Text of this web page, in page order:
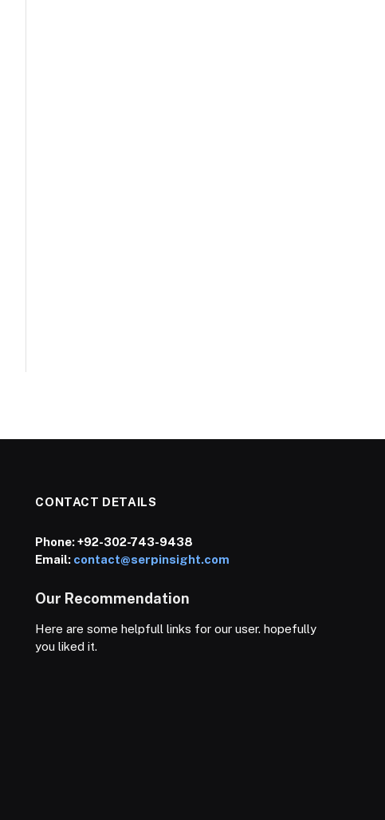
CONTACT DETAILS
Phone:+92-302-743-9438
Email: contact@serpinsight.com
Our Recommendation
Here are some helpfull links for our user. hopefully
you liked it.